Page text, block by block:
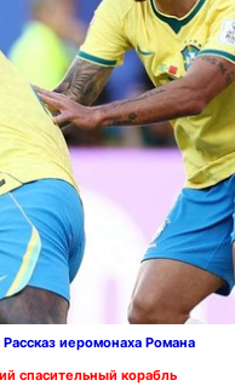
иеромонаха Романа
спасительный корабль